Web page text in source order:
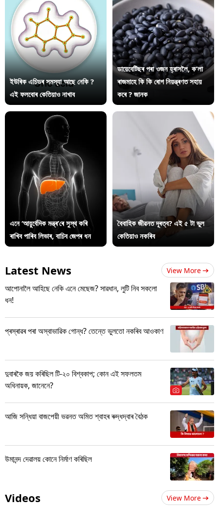
ইউৰিক এচিডৰ সমস্যা আছে নেকি ?
এই ফলবোৰ কেতিয়াও নাখাব
ডায়েবেটিছৰ পৰা ওজন হ্ৰাসলৈ, ক’লা
ৰাজমাহে কি কি ৰোগ নিয়ন্ত্ৰণত সহায়
কৰে ? জানক
এনে ‘আয়ুৰ্বেদিক মন্ত্ৰ’ৰে সুস্থ কৰি
ৰাখিব পাৰিব লিভাৰ, বাচিব জেপৰ ধন
বৈবাহিক জীৱনত দূৰত্ব? এই ৫ টা ভুল
কেতিয়াও নকৰিব
Latest News View More
আপোনালৈ আহিছে নেকি এনে মেছেজ? সাৱধান, লুটি নিব সকলো
ধন!
প্ৰস্ৰাৱৰ পৰা অস্বাভাৱিক গোন্ধ? তেন্তে ভুলতো নকৰিব আওকাণ
দুবাৰকৈ জয় কৰিছিল টি-২০ বিশ্বকাপ; কোন এই সফলতম
অধিনায়ক, জানেনে?
আজি সন্ধিয়া বাজপেয়ী ভৱনত অমিত শ্বাহৰ ৰুদ্ধদ্বাৰ বৈঠক
উমানন্দ দেৱালয় কোনে নিৰ্মাণ কৰিছিল
Videos View More